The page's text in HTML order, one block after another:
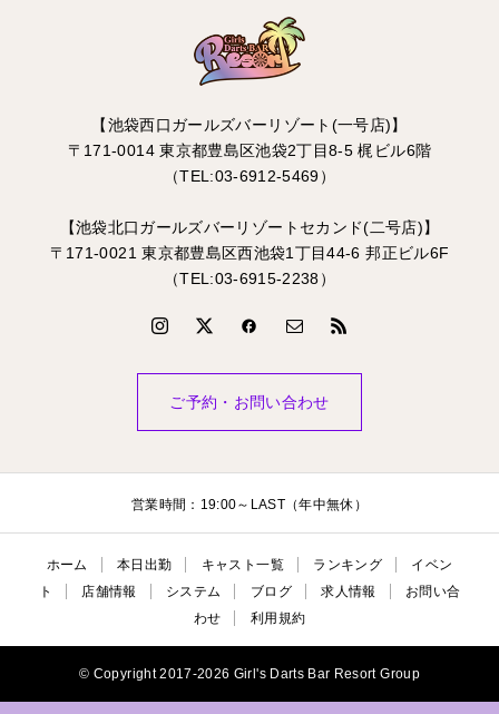
【池袋西口ガールズバーリゾート(一号店)】
〒171-0014 東京都豊島区池袋2丁目8-5 梶ビル6階
（TEL:03-6912-5469）
【池袋北口ガールズバーリゾートセカンド(二号店)】
〒171-0021 東京都豊島区西池袋1丁目44-6 邦正ビル6F
（TEL:03-6915-2238）
ご予約・お問い合わせ
営業時間：19:00～LAST（年中無休）
ホーム 本日出勤 キャスト一覧 ランキング
イベン
ト
店舗情報 システム ブログ 求人情報
お問い合
わせ
利用規約
© Copyright 2017-2026 Girl's Darts Bar Resort Group